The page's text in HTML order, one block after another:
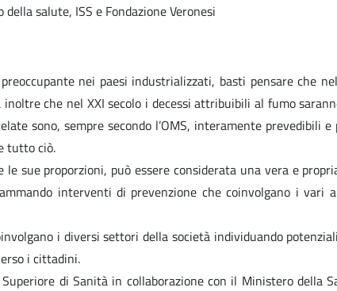
salute, ISS e Fondazione Veronesi
nei paesi industrializzati, basti pensare che
inoltre che nel XXI secolo i decessi attribuibili al fumo
sono, sempre secondo l’OMS, interamente prevedibili
tutto ciò.
sue proporzioni, può essere considerata una vera e
interventi di prevenzione che coinvolgano i
i diversi settori della società individuando
i cittadini.
Superiore di Sanità in collaborazione con il Ministero